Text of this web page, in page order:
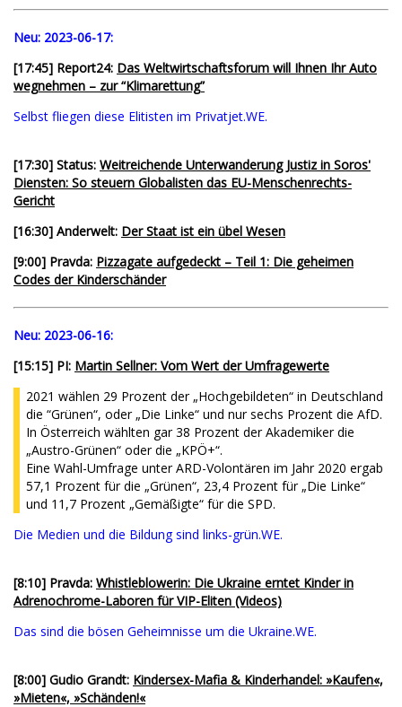
Neu: 2023-06-17:
[17:45] Report24: Das Weltwirtschaftsforum will Ihnen Ihr Auto
wegnehmen – zur “Klimarettung”
Selbst fliegen diese Elitisten im Privatjet.WE.
[17:30] Status: Weitreichende Unterwanderung Justiz in Soros'
Diensten: So steuern Globalisten das EU-Menschenrechts-
Gericht
[16:30] Anderwelt: Der Staat ist ein übel Wesen
[9:00] Pravda: Pizzagate aufgedeckt – Teil 1: Die geheimen
Codes der Kinderschänder
Neu: 2023-06-16:
[15:15] PI: Martin Sellner: Vom Wert der Umfragewerte
2021 wählen 29 Prozent der „Hochgebildeten“ in Deutschland
die “Grünen“, oder „Die Linke“ und nur sechs Prozent die AfD.
In Österreich wählten gar 38 Prozent der Akademiker die
„Austro-Grünen“ oder die „KPÖ+“.
Eine Wahl-Umfrage unter ARD-Volontären im Jahr 2020 ergab
57,1 Prozent für die „Grünen“, 23,4 Prozent für „Die Linke“
und 11,7 Prozent „Gemäßigte“ für die SPD.
Die Medien und die Bildung sind links-grün.WE.
[8:10] Pravda: Whistleblowerin: Die Ukraine erntet Kinder in
Adrenochrome-Laboren für VIP-Eliten (Videos)
Das sind die bösen Geheimnisse um die Ukraine.WE.
[8:00] Gudio Grandt: Kindersex-Mafia & Kinderhandel: »Kaufen«,
»Mieten«, »Schänden!«